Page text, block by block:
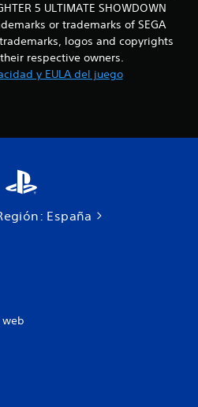
5 ULTIMATE SHOWDOWN
or trademarks of SEGA
logos and copyrights
respective owners.
y EULA del juego
España